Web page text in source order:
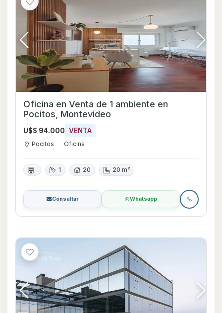
Oficina en Venta de 1 ambiente en
Pocitos, Montevideo
U$S 94.000 VENTA
Pocitos Oficina
1 20 20 m²
Consultar Whatsapp